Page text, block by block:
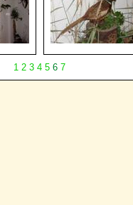
1 2 3 4 5 6 7